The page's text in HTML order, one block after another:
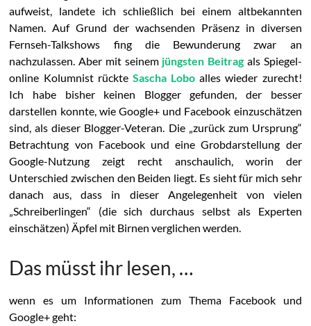
aufweist, landete ich schließlich bei einem altbekannten
Namen. Auf Grund der wachsenden Präsenz in diversen
Fernseh-Talkshows fing die Bewunderung zwar an
nachzulassen. Aber mit seinem jüngsten Beitrag als Spiegel-
online Kolumnist rückte Sascha Lobo alles wieder zurecht!
Ich habe bisher keinen Blogger gefunden, der besser
darstellen konnte, wie Google+ und Facebook einzuschätzen
sind, als dieser Blogger-Veteran. Die „zurück zum Ursprung“
Betrachtung von Facebook und eine Grobdarstellung der
Google-Nutzung zeigt recht anschaulich, worin der
Unterschied zwischen den Beiden liegt. Es sieht für mich sehr
danach aus, dass in dieser Angelegenheit von vielen
„Schreiberlingen“ (die sich durchaus selbst als Experten
einschätzen) Äpfel mit Birnen verglichen werden.
Das müsst ihr lesen, …
wenn es um Informationen zum Thema Facebook und
Google+ geht: